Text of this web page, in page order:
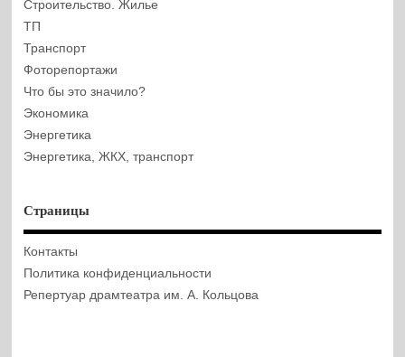
Строительство. Жилье
ТП
Транспорт
Фоторепортажи
Что бы это значило?
Экономика
Энергетика
Энергетика, ЖКХ, транспорт
Страницы
Контакты
Политика конфиденциальности
Репертуар драмтеатра им. А. Кольцова